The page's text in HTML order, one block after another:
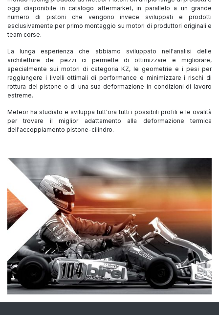
oggi disponibile in catalogo aftermarket, in parallelo a un grande
numero di pistoni che vengono invece sviluppati e prodotti
esclusivamente per primo montaggio su motori di produttori originali e
team corse.
La lunga esperienza che abbiamo sviluppato nell'analisi delle
architetture dei pezzi ci permette di ottimizzare e migliorare,
specialmente sui motori di categoria KZ, le geometrie e i pesi per
raggiungere i livelli ottimali di performance e minimizzare i rischi di
rottura del pistone o di una sua deformazione in condizioni di lavoro
estreme.
Meteor ha studiato e sviluppa tutt'ora tutti i possibili profili e le ovalità
per trovare il miglior adattamento alla deformazione termica
dell'accoppiamento pistone-cilindro.